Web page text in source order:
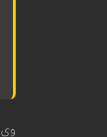
وی